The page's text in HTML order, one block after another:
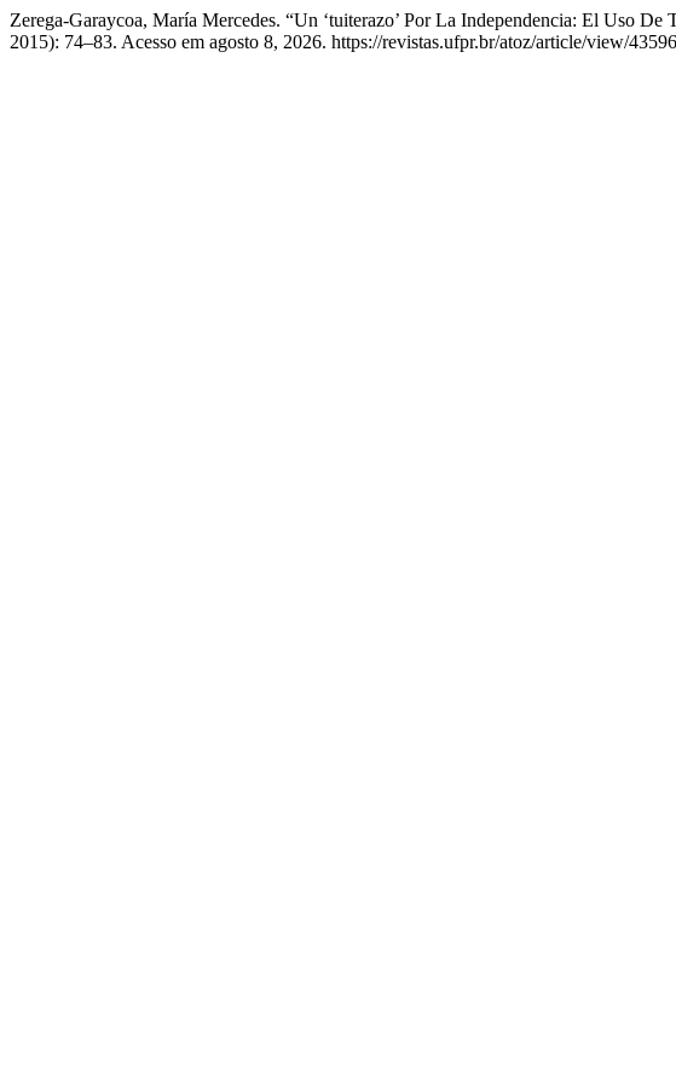
Zerega-Garaycoa, María Mercedes. “Un ‘tuiterazo’ Por La Independencia: El Uso De
2015): 74–83. Acesso em agosto 8, 2026. https://revistas.ufpr.br/atoz/article/view/